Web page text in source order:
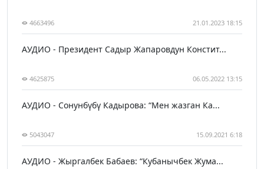
4663496 21.01.2023 18:15
АУДИО - Президент Садыр Жапаровдун Констит...
4625875 06.05.2022 13:15
АУДИО - Сонунбүбү Кадырова: “Мен жазган Ка...
5043047 15.09.2021 6:18
АУДИО - Жыргалбек Бабаев: “Кубанычбек Жума...